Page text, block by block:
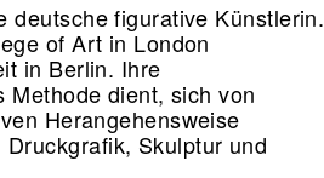
deutsche figurative Künstlerin.
of Art in London
in Berlin. Ihre
dient, sich von
Herangehensweise
Skulptur und